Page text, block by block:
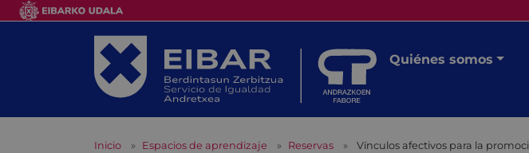
Quiénes somos
Inicio Espacios de aprendizaje Reservas Vínculos afectivos para la